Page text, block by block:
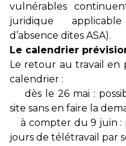
vulnérables
juridique
d’absence dites ASA).
Le calendrier
Le retour au travail en
calendrier :
dès le 26 mai :
site sans en faire la
à compter du 9 juin :
jours de télétravail par